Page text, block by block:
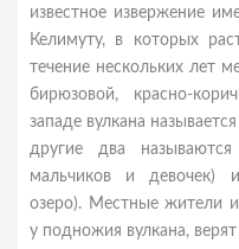
известное извержение
Келимуту, в которых
течение нескольких лет
бирюзовой, красно-
западе вулкана
другие два называются
мальчиков и девочек)
озеро). Местные жители
у подножия вулкана,